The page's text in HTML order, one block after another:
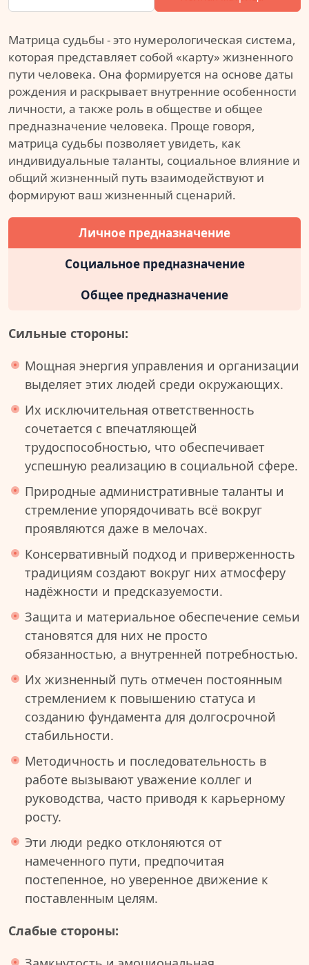
Матрица судьбы - это нумерологическая система,
которая представляет собой «карту» жизненного
пути человека. Она формируется на основе даты
рождения и раскрывает внутренние особенности
личности, а также роль в обществе и общее
предназначение человека. Проще говоря,
матрица судьбы позволяет увидеть, как
индивидуальные таланты, социальное влияние и
общий жизненный путь взаимодействуют и
формируют ваш жизненный сценарий.
Личное предназначение
Социальное предназначение
Общее предназначение
Сильные стороны:
Мощная энергия управления и организации
выделяет этих людей среди окружающих.
Их исключительная ответственность
сочетается с впечатляющей
трудоспособностью, что обеспечивает
успешную реализацию в социальной сфере.
Природные административные таланты и
стремление упорядочивать всё вокруг
проявляются даже в мелочах.
Консервативный подход и приверженность
традициям создают вокруг них атмосферу
надёжности и предсказуемости.
Защита и материальное обеспечение семьи
становятся для них не просто
обязанностью, а внутренней потребностью.
Их жизненный путь отмечен постоянным
стремлением к повышению статуса и
созданию фундамента для долгосрочной
стабильности.
Методичность и последовательность в
работе вызывают уважение коллег и
руководства, часто приводя к карьерному
росту.
Эти люди редко отклоняются от
намеченного пути, предпочитая
постепенное, но уверенное движение к
поставленным целям.
Слабые стороны: